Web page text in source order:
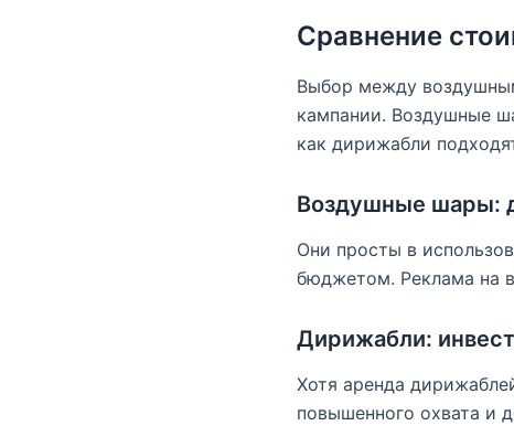
Сравнение
Выбор между
кампании. Воздушные
как дирижабли
Воздушные шары:
Они просты в
бюджетом. Реклама на
Дирижабли:
Хотя аренда
повышенного охвата и